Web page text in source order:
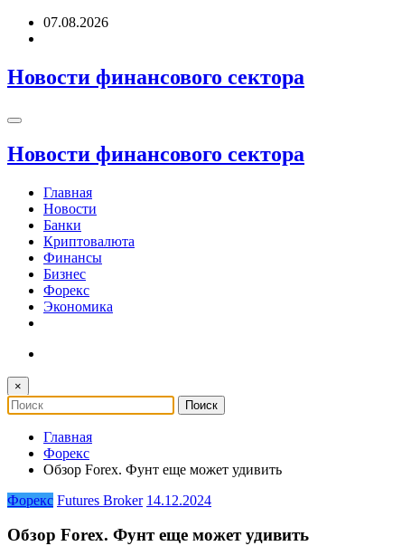
Перейти07.08.2026
Новости финансового сектора
Новости финансового сектора
Главная
Новости
Банки
Криптовалюта
Финансы
Бизнес
Форекс
Экономика
×
Главная
Форекс
Обзор Forex. Фунт еще может удивить
Форекс Futures Broker 14.12.2024
Обзор Forex. Фунт еще может удивить